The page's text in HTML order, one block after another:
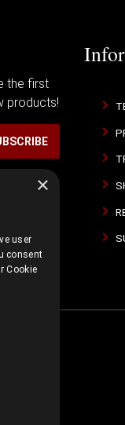
the first
products!
×
user
consent
Cookie